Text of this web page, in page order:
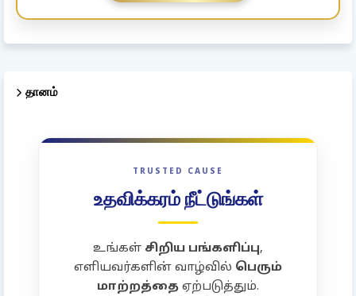
தானம்
TRUSTED CAUSE
உதவிக்கரம் நீட்டுங்கள்
உங்கள் சிறிய பங்களிப்பு,
எளியவர்களின் வாழ்வில் பெரும்
மாற்றத்தை ஏற்படுத்தும்.